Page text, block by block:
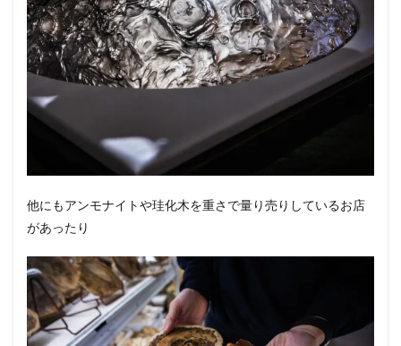
他にもアンモナイトや珪化木を重さで量り売りしているお店
があったり